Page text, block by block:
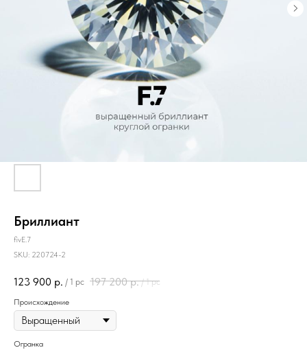
Бриллиант
fivE.7
SKU: 220724-2
123 900 р. / 1 pc 197 200 р. / 1 pc
Происхождение
Огранка